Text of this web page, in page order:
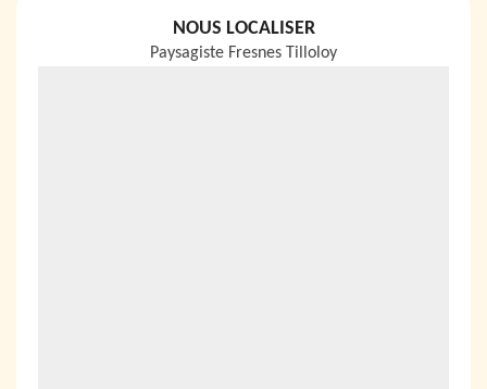
NOUS LOCALISER
Paysagiste Fresnes Tilloloy